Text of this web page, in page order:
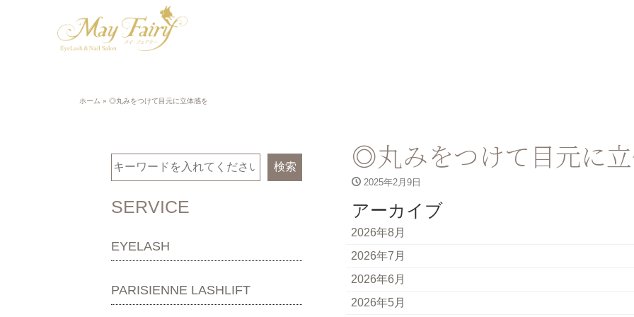
ホーム » ◎丸みをつけて目元に立体感を
検索
SERVICE
EYELASH
PARISIENNE LASHLIFT
◎丸みをつけて目元に
2025年2月9日
アーカイブ
2026年8月
2026年7月
2026年6月
2026年5月